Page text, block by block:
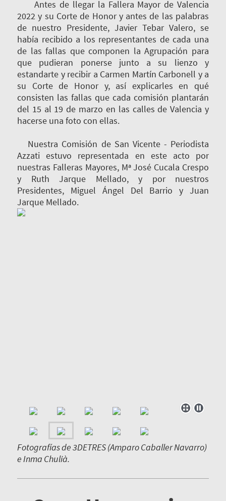
Antes de llegar la Fallera Mayor de Valencia
2022 y su Corte de Honor y antes de las palabras
de nuestro Presidente, Javier Tebar Valero, se
había recibido a los representantes de cada una
de las fallas que componen la Agrupación para
que pudieran ponerse junto a su lienzo y
estandarte y recibir a Carmen Martín Carbonell y a
su Corte de Honor y, así explicarles en qué
consisten las fallas que cada comisión plantarán
del 15 al 19 de marzo en las calles de Valencia y
hacerse una foto con ellas.
Nuestra Comisión de San Vicente - Periodista
Azzati estuvo representada en este acto por
nuestras Falleras Mayores, Mª José Cucala Crespo
y Ruth Jarque Mellado, y por nuestros
Presidentes, Miguel Ángel Del Barrio y Juan
Jarque Mellado.
Fotografías de 3DETRES (Amparo Caballer Navarro)
e Inma Chulià.